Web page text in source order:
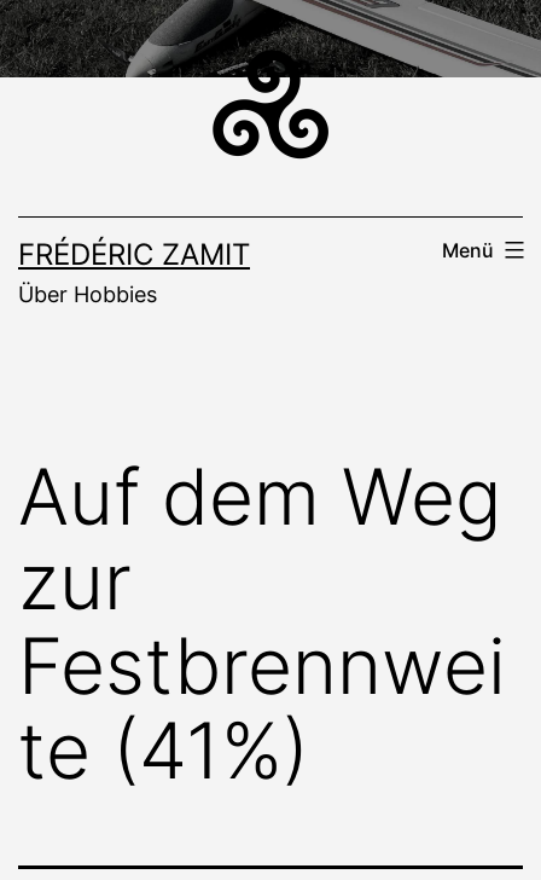
Zum
Inhalt
FRÉDÉRIC ZAMIT
Über Hobbies
Menü
Auf dem Weg
zur
Festbrennwei
te (41%)